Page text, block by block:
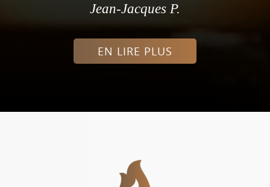
Jean-Jacques P.
EN LIRE PLUS